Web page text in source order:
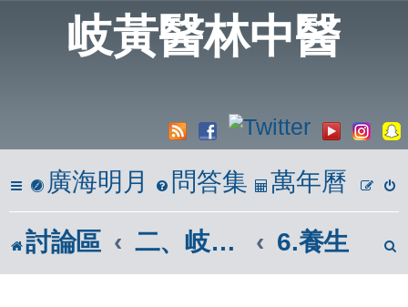
岐黃醫林中醫
廣海明月 問答集 萬年曆
討論區 二、岐黃懸壺居 6.養生